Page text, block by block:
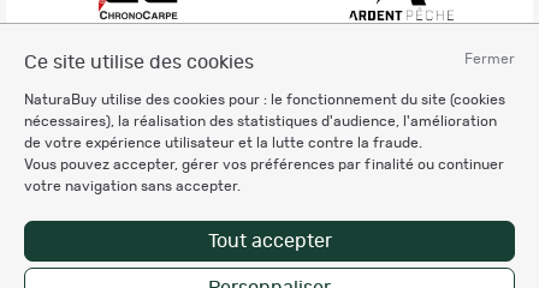
Fermer
Ce site utilise des cookies
NaturaBuy utilise des cookies pour : le fonctionnement du site (cookies
nécessaires), la réalisation des statistiques d'audience, l'amélioration
de votre expérience utilisateur et la lutte contre la fraude.
Vous pouvez accepter, gérer vos préférences par finalité ou continuer
votre navigation sans accepter.
Tout accepter
Charte éthique
Mentions légales
Règlement & Conditions d'utilisation
Politique de protection
des données personnelles
Personnalisation des cookies